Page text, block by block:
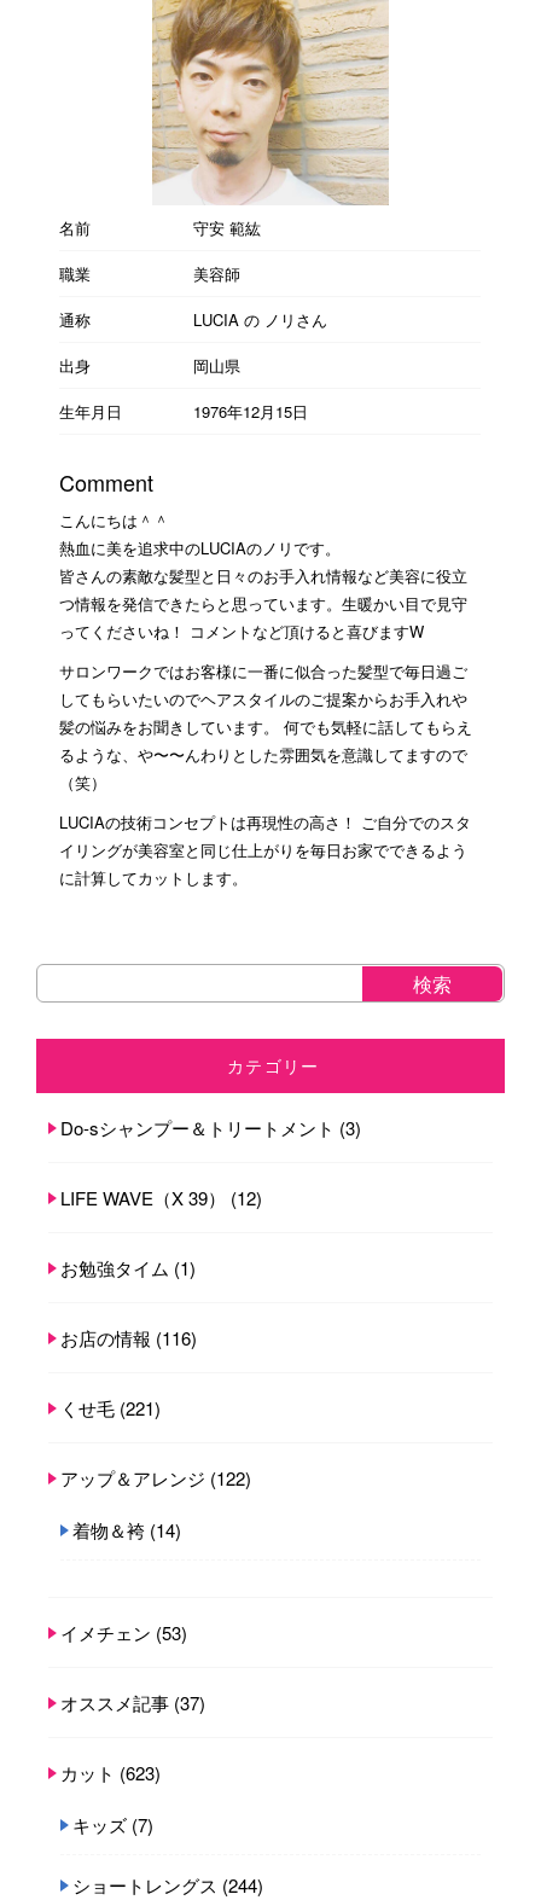
名前
守安 範紘
職業
美容師
通称
LUCIA の ノリさん
出身
岡山県
生年月日
1976年12月15日
Comment
こんにちは＾＾
熱血に美を追求中のLUCIAのノリです。
皆さんの素敵な髪型と日々のお手入れ情報など美容に役立
つ情報を発信できたらと思っています。生暖かい目で見守
ってくださいね！ コメントなど頂けると喜びますW
サロンワークではお客様に一番に似合った髪型で毎日過ご
してもらいたいのでヘアスタイルのご提案からお手入れや
髪の悩みをお聞きしています。 何でも気軽に話してもらえ
るような、や〜〜んわりとした雰囲気を意識してますので
（笑）
LUCIAの技術コンセプトは再現性の高さ！ ご自分でのスタ
イリングが美容室と同じ仕上がりを毎日お家でできるよう
に計算してカットします。
カテゴリー
Do-sシャンプー＆トリートメント (3)
LIFE WAVE（X 39） (12)
お勉強タイム (1)
お店の情報 (116)
くせ毛 (221)
アップ＆アレンジ (122)
着物＆袴 (14)
イメチェン (53)
オススメ記事 (37)
カット (623)
キッズ (7)
ショートレングス (244)